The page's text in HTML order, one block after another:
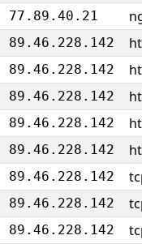
77.89.40.21
89.46.228.142
89.46.228.142
89.46.228.142
89.46.228.142
89.46.228.142
89.46.228.142
89.46.228.142
89.46.228.142